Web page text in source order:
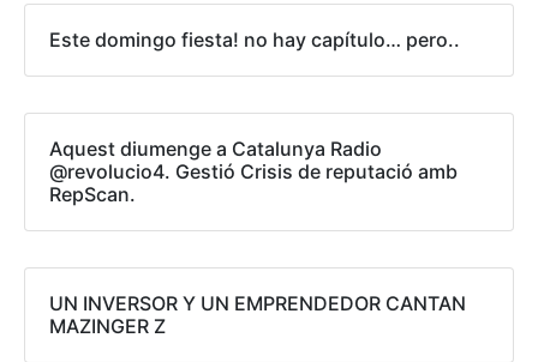
Este domingo fiesta! no hay capítulo… pero..
Aquest diumenge a Catalunya Radio
@revolucio4. Gestió Crisis de reputació amb
RepScan.
UN INVERSOR Y UN EMPRENDEDOR CANTAN
MAZINGER Z